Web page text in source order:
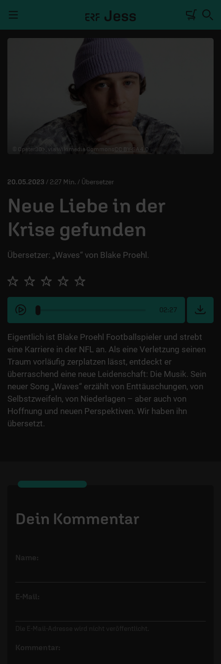
DEINE APP
MITMACHEN
ÜBER UNS
© Cpeter30>, via Wikimedia Commons CC BY-SA 4.0
20.05.2023 / 2:27 Min. / Übersetzer
Neue Liebe in der
Krise gefunden
Übersetzer: „Waves“ von Blake Proehl.
02:27
Eigentlich ist Blake Proehl Footballspieler und strebt
eine Karriere in der NFL an. Als eine Verletzung seinen
Traum vorläufig zerplatzen lässt, entdeckt er
überraschend eine neue Leidenschaft: Die Musik. Sein
neuer Song „Waves“ erzählt von Enttäuschungen, von
Selbstzweifeln, von Niederlagen – aber auch von
Hoffnung und neuen Perspektiven. Wir haben ihn
übersetzt.
Dein Kommentar
Name:
E-Mail:
Die E-Mail-Adresse wird nicht veröffentlicht.
Kommentar: